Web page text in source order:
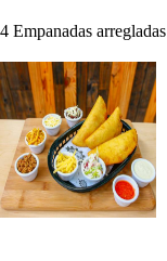
4 Empanadas